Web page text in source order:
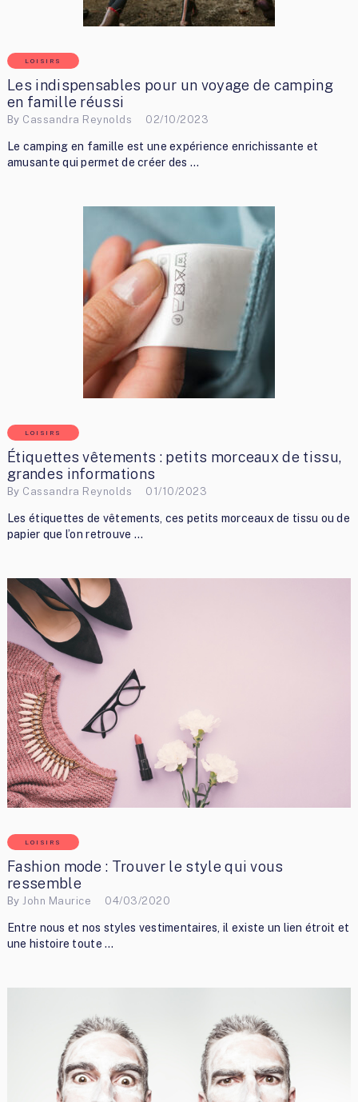
LOISIRS
Les indispensables pour un voyage de camping
en famille réussi
By Cassandra Reynolds 02/10/2023
Le camping en famille est une expérience enrichissante et
amusante qui permet de créer des …
LOISIRS
Étiquettes vêtements : petits morceaux de tissu,
grandes informations
By Cassandra Reynolds 01/10/2023
Les étiquettes de vêtements, ces petits morceaux de tissu ou de
papier que l’on retrouve …
LOISIRS
Fashion mode : Trouver le style qui vous
ressemble
ByJohn Maurice 04/03/2020
Entre nous et nos styles vestimentaires, il existe un lien étroit et
une histoire toute …